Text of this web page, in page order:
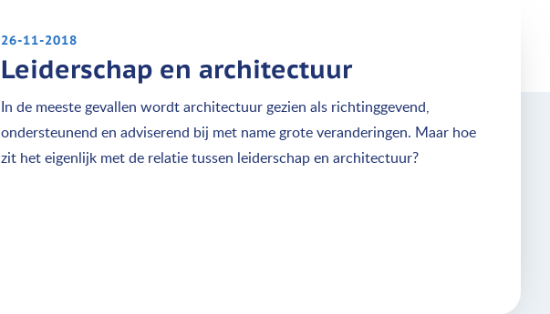
26-11-2018
Leiderschap en architectuur
In de meeste gevallen wordt architectuur gezien als richtinggevend,
ondersteunend en adviserend bij met name grote veranderingen. Maar hoe
zit het eigenlijk met de relatie tussen leiderschap en architectuur?